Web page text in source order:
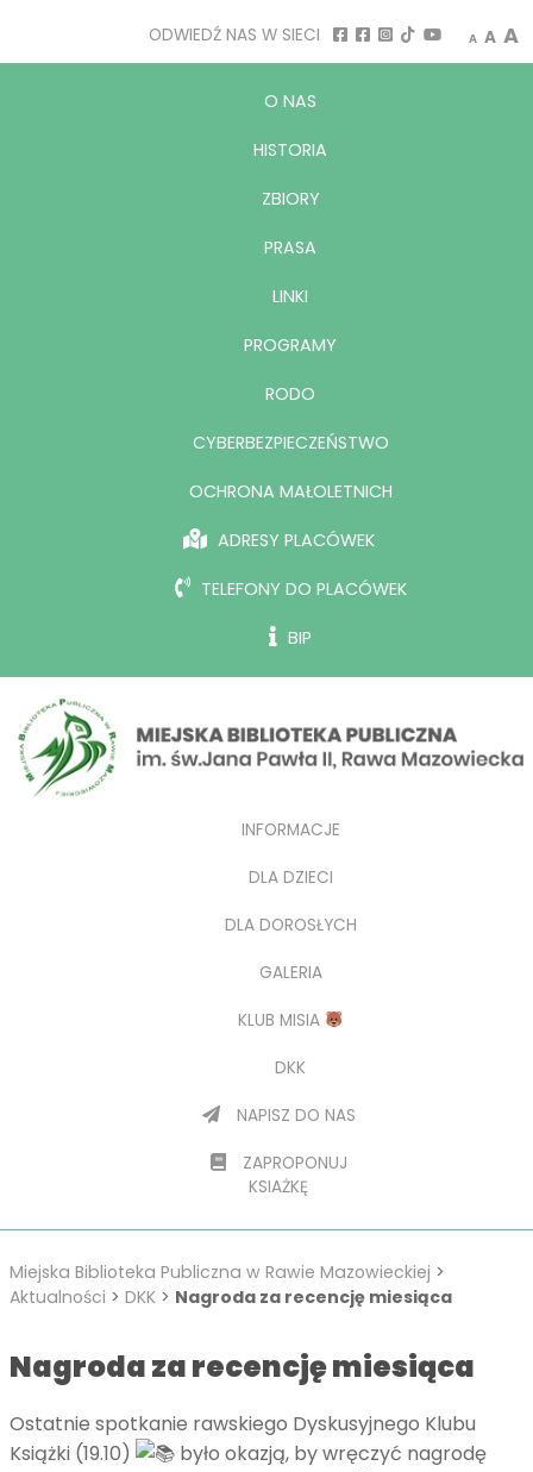
ODWIEDŹ NAS W SIECI A A A
O NAS
HISTORIA
ZBIORY
PRASA
LINKI
PROGRAMY
RODO
CYBERBEZPIECZEŃSTWO
OCHRONA MAŁOLETNICH
ADRESY PLACÓWEK
TELEFONY DO PLACÓWEK
BIP
INFORMACJE
DLA DZIECI
DLA DOROSŁYCH
GALERIA
KLUB MISIA
DKK
NAPISZ DO NAS
ZAPROPONUJ
KSIAŻKĘ
Miejska Biblioteka Publiczna w Rawie Mazowieckiej >
Aktualności > DKK > Nagroda za recencję miesiąca
Nagroda za recencję miesiąca
Ostatnie spotkanie rawskiego Dyskusyjnego Klubu
Książki (19.10)
było okazją, by wręczyć nagrodę